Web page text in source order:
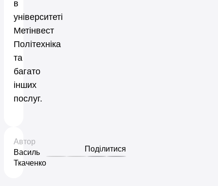
в
університеті
Метінвест
Політехніка
та
багато
інших
послуг.
Автор
Василь
Ткаченко
Поділитися